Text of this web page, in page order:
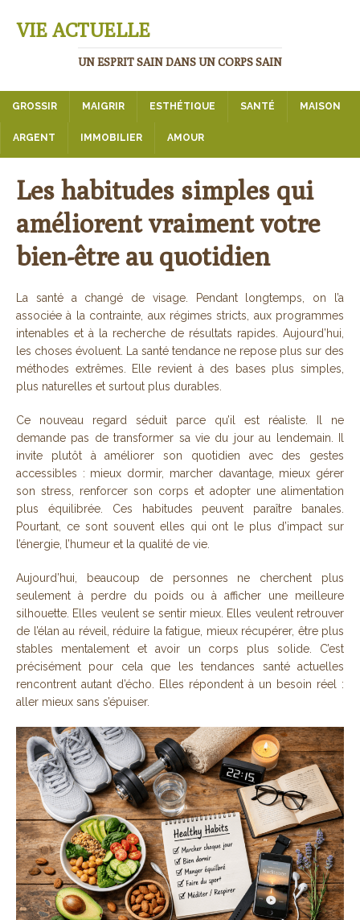
VIE ACTUELLE
UN ESPRIT SAIN DANS UN CORPS SAIN
GROSSIR MAIGRIR ESTHÉTIQUE SANTÉ MAISON
ARGENT IMMOBILIER AMOUR
Les habitudes simples qui
améliorent vraiment votre
bien-être au quotidien
La santé a changé de visage. Pendant longtemps, on l’a
associée à la contrainte, aux régimes stricts, aux programmes
intenables et à la recherche de résultats rapides. Aujourd’hui,
les choses évoluent. La santé tendance ne repose plus sur des
méthodes extrêmes. Elle revient à des bases plus simples,
plus naturelles et surtout plus durables.
Ce nouveau regard séduit parce qu’il est réaliste. Il ne
demande pas de transformer sa vie du jour au lendemain. Il
invite plutôt à améliorer son quotidien avec des gestes
accessibles : mieux dormir, marcher davantage, mieux gérer
son stress, renforcer son corps et adopter une alimentation
plus équilibrée. Ces habitudes peuvent paraître banales.
Pourtant, ce sont souvent elles qui ont le plus d’impact sur
l’énergie, l’humeur et la qualité de vie.
Aujourd’hui, beaucoup de personnes ne cherchent plus
seulement à perdre du poids ou à afficher une meilleure
silhouette. Elles veulent se sentir mieux. Elles veulent retrouver
de l’élan au réveil, réduire la fatigue, mieux récupérer, être plus
stables mentalement et avoir un corps plus solide. C’est
précisément pour cela que les tendances santé actuelles
rencontrent autant d’écho. Elles répondent à un besoin réel :
aller mieux sans s’épuiser.